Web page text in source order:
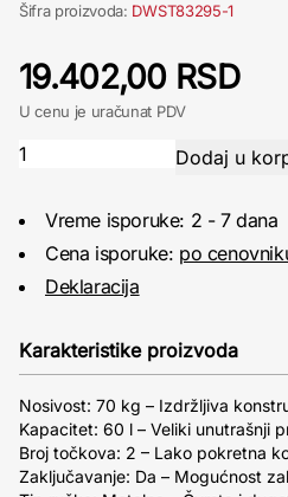
Šifra proizvoda: DWST83295-1
19.402,00 RSD
U cenu je uračunat PDV
Vreme isporuke: 2 - 7 dana
Cena isporuke: po
Deklaracija
Karakteristike proizvoda
Nosivost: 70 kg – Izdržljiva
Kapacitet: 60 l – Veliki unutrašnji
Broj točkova: 2 – Lako pokretna
Zaključavanje: Da – Mogućnost